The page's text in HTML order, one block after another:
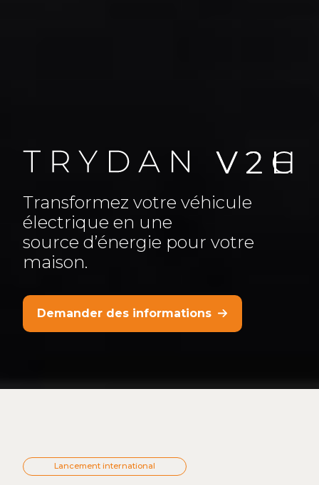
Transformez votre véhicule
électrique en une
source d’énergie pour votre
maison.
Demander des informations
Lancement international